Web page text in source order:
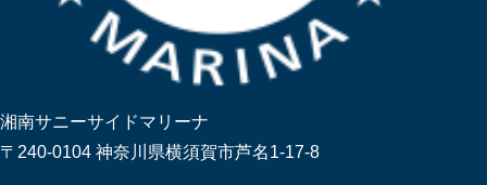
湘南サニーサイドマリーナ
〒240-0104 神奈川県横須賀市芦名1-17-8